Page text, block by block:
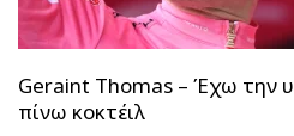
Geraint Thomas – Έχω την
πίνω κοκτέιλ